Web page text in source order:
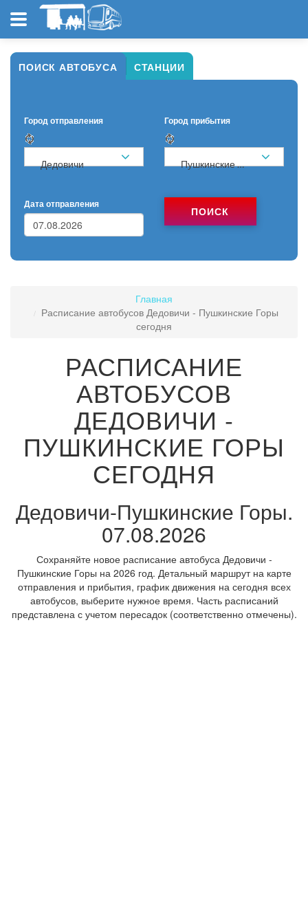
ПОИСК АВТОБУСА СТАНЦИИ
Город отправления
Дедовичи
Город прибытия
Пушкинские Горы
Дата отправления
ПОИСК
Главная
Расписание автобусов Дедовичи - Пушкинские Горы
сегодня
РАСПИСАНИЕ
АВТОБУСОВ
ДЕДОВИЧИ -
ПУШКИНСКИЕ ГОРЫ
СЕГОДНЯ
Дедовичи-Пушкинские Горы.
07.08.2026
Сохраняйте новое расписание автобуса Дедовичи -
Пушкинские Горы на 2026 год. Детальный маршрут на карте
отправления и прибытия, график движения на сегодня всех
автобусов, выберите нужное время. Часть расписаний
представлена с учетом пересадок (соответственно отмечены).